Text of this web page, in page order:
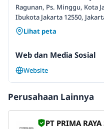
Ragunan, Ps. Minggu, Kota
Ibukota Jakarta 12550,
Lihat peta
Web dan Media Sosial
Website
Perusahaan Lainnya
PT PRIMA